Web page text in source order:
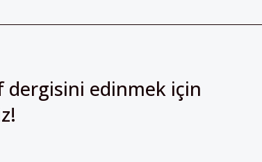
dergisini edinmek için